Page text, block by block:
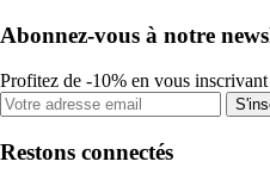
Abonnez-vous à notre
Profitez de -10% en vous
Restons connectés